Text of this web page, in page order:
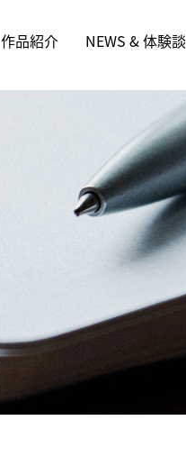
作品紹介 NEWS & 体験談